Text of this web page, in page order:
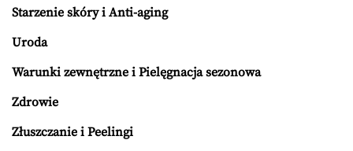
Starzenie skóry i Anti-aging
Uroda
Warunki zewnętrzne i Pielęgnacja sezonowa
Zdrowie
Złuszczanie i Peelingi